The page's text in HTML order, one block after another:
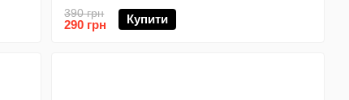
390 грн
290 грн Купити